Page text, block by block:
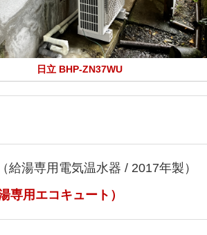
日立 BHP-ZN37WU
湯専用電気温水器 / 2017年製）
専用エコキュート）